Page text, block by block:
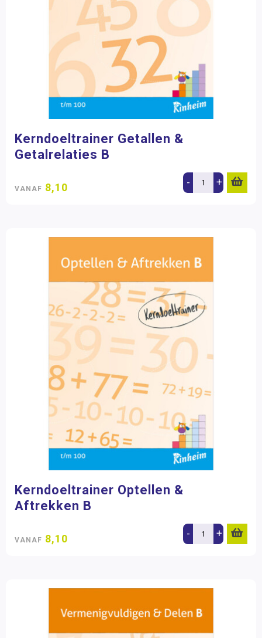
Kerndoeltrainer Getallen &
Getalrelaties B
VANAF 8,10 - +
Kerndoeltrainer Optellen &
Aftrekken B
VANAF 8,10 - +